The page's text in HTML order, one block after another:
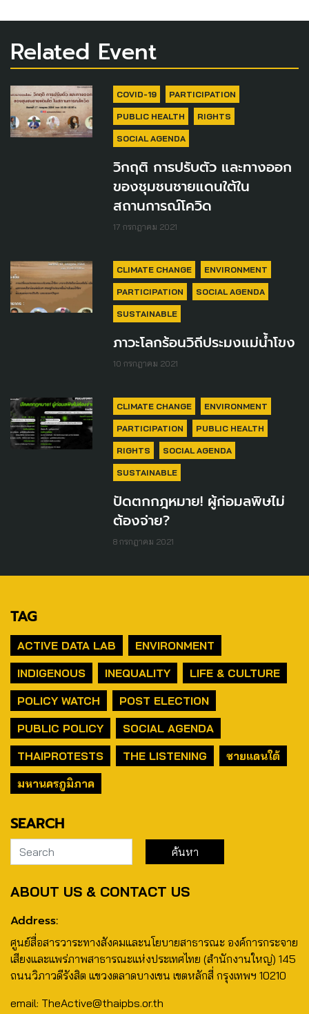
Related Event
COVID-19 PARTICIPATION
PUBLIC HEALTH RIGHTS
SOCIAL AGENDA
วิกฤติ การปรับตัว และทางออก
ของชุมชนชายแดนใต้ใน
สถานการณ์โควิด
17 กรกฎาคม 2021
CLIMATE CHANGE ENVIRONMENT
PARTICIPATION SOCIAL AGENDA
SUSTAINABLE
ภาวะโลกร้อนวิถีประมงแม่น้ำโขง
10 กรกฎาคม 2021
CLIMATE CHANGE ENVIRONMENT
PARTICIPATION PUBLIC HEALTH
RIGHTS SOCIAL AGENDA
SUSTAINABLE
ปัดตกกฎหมาย! ผู้ก่อมลพิษไม่
ต้องจ่าย?
8 กรกฎาคม 2021
TAG
ACTIVE DATA LAB
ENVIRONMENT
INDIGENOUS
INEQUALITY
LIFE & CULTURE
POLICY WATCH
POST ELECTION
PUBLIC POLICY
SOCIAL AGENDA
THAIPROTESTS
THE LISTENING
ชายแดนใต้
มหานครภูมิภาค
SEARCH
ABOUT US & CONTACT US
Address:
ศูนย์สื่อสารวาระทางสังคมและนโยบายสาธารณะ องค์การกระจาย
เสียงและแพร่ภาพสาธารณะแห่งประเทศไทย (สำนักงานใหญ่) 145
ถนนวิภาวดีรังสิต แขวงตลาดบางเขน เขตหลักสี่ กรุงเทพฯ 10210
email: TheActive@thaipbs.or.th